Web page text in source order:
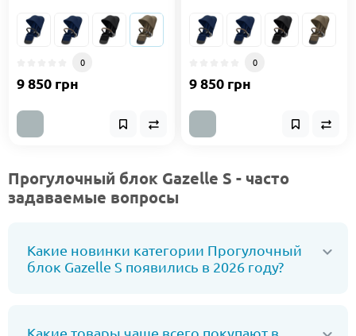
0
9 850 грн
0
9 850 грн
Прогулочный блок Gazelle S - часто
задаваемые вопросы
Какие новинки категории Прогулочный
блок Gazelle S появились в 2026 году?
Какие товары чаще всего покупают в